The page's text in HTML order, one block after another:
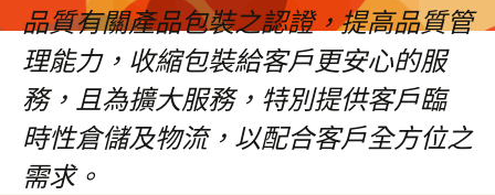
品質有關產品包裝之認證，提高品質管
理能力，收縮包裝給客戶更安心的服
務，且為擴大服務，特別提供客戶臨
時性倉儲及物流，以配合客戶全方位之
需求。